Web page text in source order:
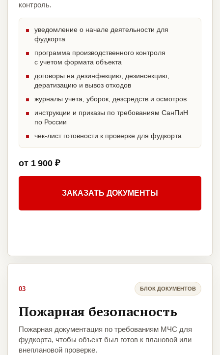
контроль.
уведомление о начале деятельности для
фудкорта
программа производственного контроля
с учетом формата объекта
договоры на дезинфекцию, дезинсекцию,
дератизацию и вывоз отходов
журналы учета, уборок, дезсредств и осмотров
инструкции и приказы по требованиям СанПиН
по России
чек-лист готовности к проверке для фудкорта
от 1 900 ₽
ЗАКАЗАТЬ ДОКУМЕНТЫ
03 БЛОК ДОКУМЕНТОВ
Пожарная безопасность
Пожарная документация по требованиям МЧС для
фудкорта, чтобы объект был готов к плановой или
внеплановой проверке.